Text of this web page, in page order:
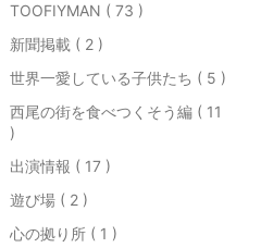
TOOFIYMAN ( 73 )
新聞掲載 ( 2 )
世界一愛している子供たち ( 5 )
西尾の街を食べつくそう編 ( 11
)
出演情報 ( 17 )
遊び場 ( 2 )
心の拠り所 ( 1 )